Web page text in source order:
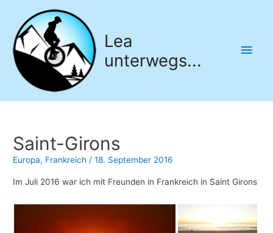
Lea
unterwegs...
Saint-Girons
Europa, Frankreich /18. September 2016
Im Juli 2016 war ich mit Freunden in Frankreich in Saint Girons